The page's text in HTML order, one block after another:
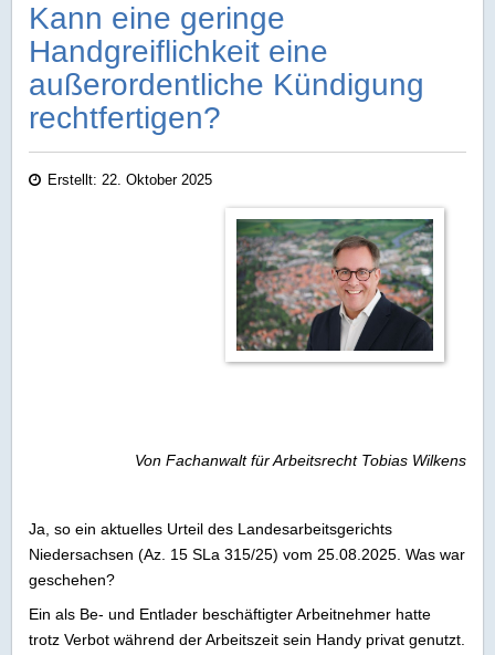
Kann eine geringe
Handgreiflichkeit eine
außerordentliche Kündigung
rechtfertigen?
Erstellt: 22. Oktober 2025
Von Fachanwalt für Arbeitsrecht Tobias Wilkens
Ja, so ein aktuelles Urteil des Landesarbeitsgerichts
Niedersachsen (Az. 15 SLa 315/25) vom 25.08.2025. Was war
geschehen?
Ein als Be- und Entlader beschäftigter Arbeitnehmer hatte
trotz Verbot während der Arbeitszeit sein Handy privat genutzt.